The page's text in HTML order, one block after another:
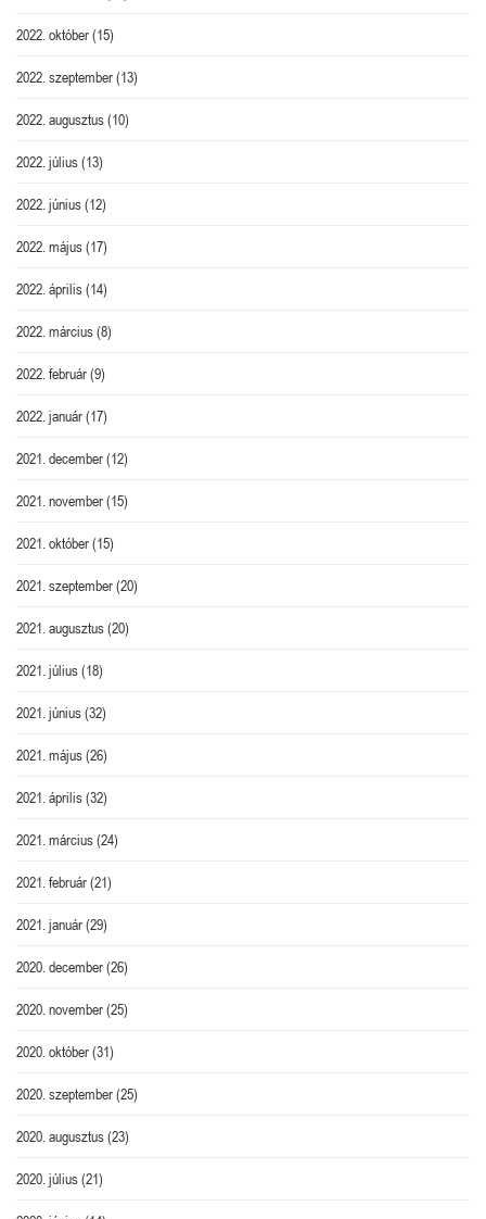
2022. október(15)
2022. szeptember(13)
2022. augusztus(10)
2022. július(13)
2022. június(12)
2022. május(17)
2022. április(14)
2022. március(8)
2022. február(9)
2022. január(17)
2021. december(12)
2021. november(15)
2021. október(15)
2021. szeptember(20)
2021. augusztus(20)
2021. július(18)
2021. június(32)
2021. május(26)
2021. április(32)
2021. március(24)
2021. február(21)
2021. január(29)
2020. december(26)
2020. november(25)
2020. október(31)
2020. szeptember(25)
2020. augusztus(23)
2020. július(21)